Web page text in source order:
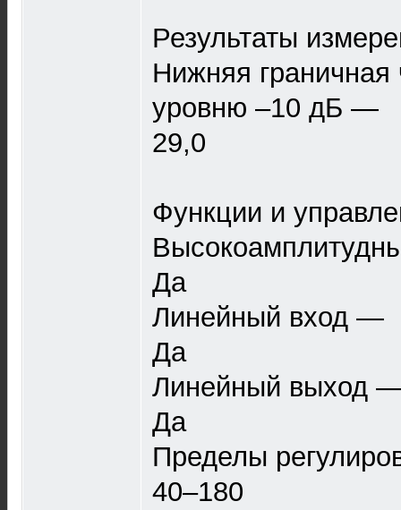
Результаты
Нижняя граничная
уровню –10 дБ —
29,0
Функции и
Да
Линейный вход —
Да
Линейный выход
Да
Пределы
40–180